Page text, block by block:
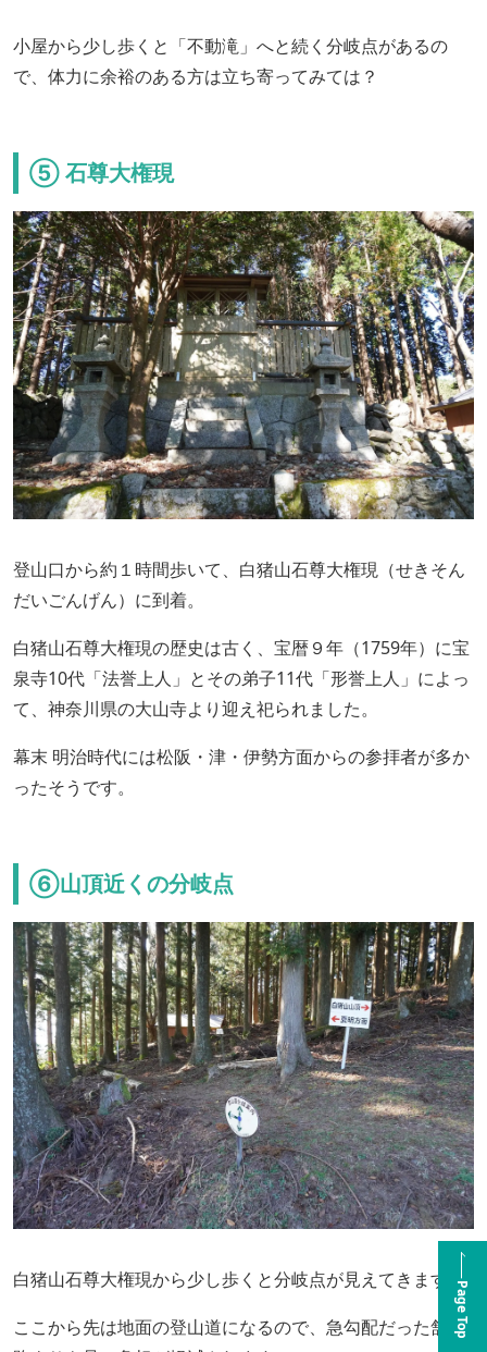
小屋から少し歩くと「不動滝」へと続く分岐点があるの
で、体力に余裕のある方は立ち寄ってみては？
⑤ 石尊大権現
登山口から約１時間歩いて、白猪山石尊大権現（せきそん
だいごんげん）に到着。
白猪山石尊大権現の歴史は古く、宝暦９年（1759年）に宝
泉寺10代「法誉上人」とその弟子11代「形誉上人」によっ
て、神奈川県の大山寺より迎え祀られました。
幕末 明治時代には松阪・津・伊勢方面からの参拝者が多か
ったそうです。
⑥山頂近くの分岐点
白猪山石尊大権現から少し歩くと分岐点が見えてきます。
ここから先は地面の登山道になるので、急勾配だった舗装
Page Top